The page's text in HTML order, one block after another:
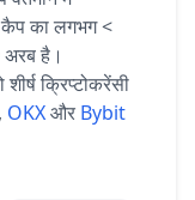
कैप का लगभग <
अरब है।
क्रिप्टोकरेंसी
, OKXऔर Bybit